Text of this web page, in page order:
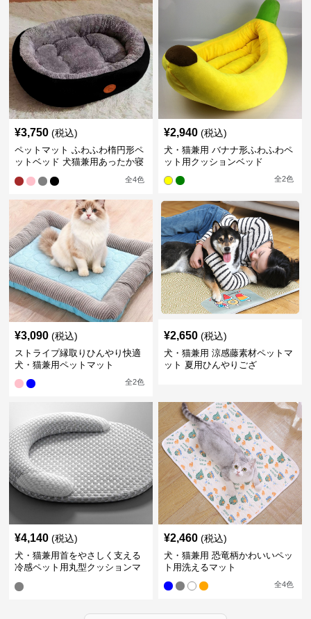
¥3,750 (税込)
ペットマット ふわふわ楕円形ペ
ットベッド 犬猫兼用あったか寝
全4色
¥2,940 (税込)
犬・猫兼用 バナナ形ふわふわペ
ット用クッションベッド
全2色
¥3,090 (税込)
ストライプ縁取りひんやり快適
犬・猫兼用ペットマット
全2色
¥2,650 (税込)
犬・猫兼用 涼感藤素材ペットマ
ット 夏用ひんやりござ
¥4,140 (税込)
犬・猫兼用首をやさしく支える
冷感ペット用丸型クッションマ
¥2,460 (税込)
犬・猫兼用 恐竜柄かわいいペッ
ト用洗えるマット
全4色